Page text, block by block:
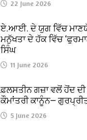
22 June 2026
ਏ.ਆਈ. ਦੇ ਯੁਗ ਵਿੱਚ
ਮਨੁੱਖਤਾ ਦੇ ਹੱਕ ਵਿੱਚ
ਸਿੰਘ
11 June 2026
ਫ਼ਲਸਤੀਨ ਗਜ਼ਾ ਵਲੋਂ ਹੋਂਦ
ਕੌਮਾਂਤਰੀ ਕਾਨੂੰਨ—
5 June 2026